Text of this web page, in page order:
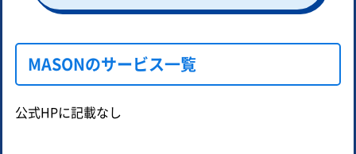
MASONのサービス一覧
公式HPに記載なし